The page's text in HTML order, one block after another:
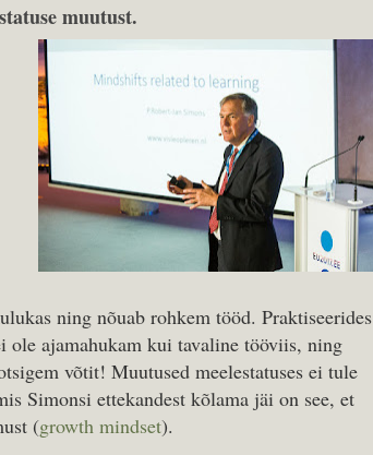
muutust.
ning nõuab rohkem tööd. Praktiseerides
ole ajamahukam kui tavaline tööviis, ning
võtit! Muutused meelestatuses ei tule
Simonsi ettekandest kõlama jäi on see, et
(growth mindset).